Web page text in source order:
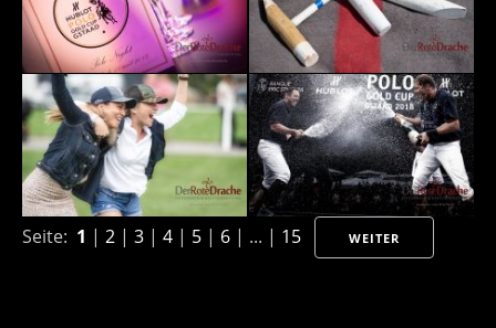
Seite: 1 | 2 | 3 | 4 | 5 | 6 | ... | 15 WEITER